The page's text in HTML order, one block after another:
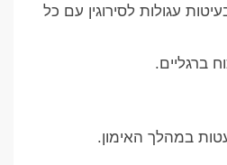
עגולות לסירוגין עם כל
ברגליים.
במהלך האימון.